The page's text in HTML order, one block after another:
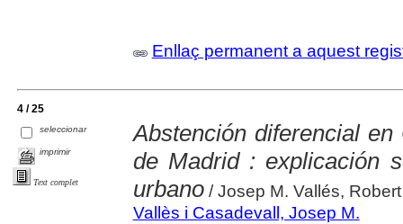
Enllaç permanent a aquest
4 / 25
seleccionar
imprimir
Text complet
Abstención diferencial
de Madrid : explicación
urbano/ Josep M. Vallés,
Vallès i Casadevall, Josep M.